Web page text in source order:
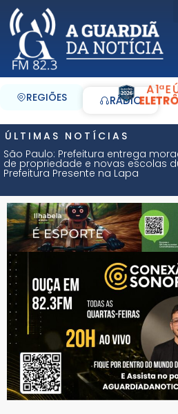
REGIÕES RÁDIO
A 1ª E
ÚLTIMAS NOTÍCIAS
São Paulo: Prefeitura entrega
de propriedade e novas escolas
Prefeitura Presente na Lapa